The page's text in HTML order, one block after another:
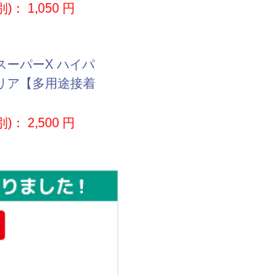
)：
1,050 円
ーパーX ハイパ
ア【多用途接着
)：
2,500 円